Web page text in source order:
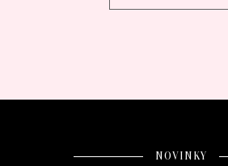
NOVINKY